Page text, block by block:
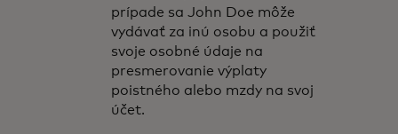
prípade sa John Doe môže
vydávať za inú osobu a použiť
svoje osobné údaje na
presmerovanie výplaty
poistného alebo mzdy na svoj
účet.